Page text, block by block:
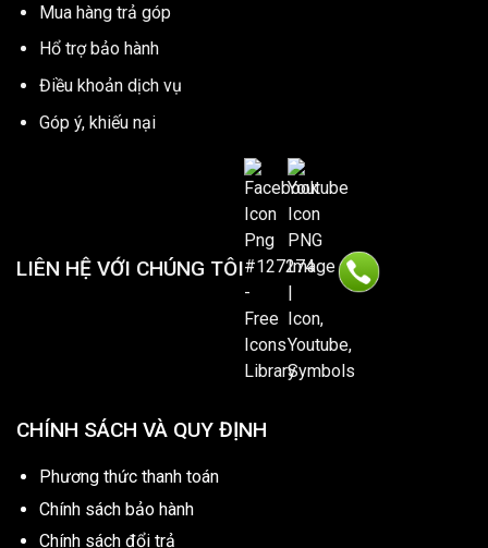
Mua hàng trả góp
Hổ trợ bảo hành
Điều khoản dịch vụ
Góp ý, khiếu nại
LIÊN HỆ VỚI CHÚNG TÔI
CHÍNH SÁCH VÀ QUY ĐỊNH
Phương thức thanh toán
Chính sách bảo hành
Chính sách đổi trả